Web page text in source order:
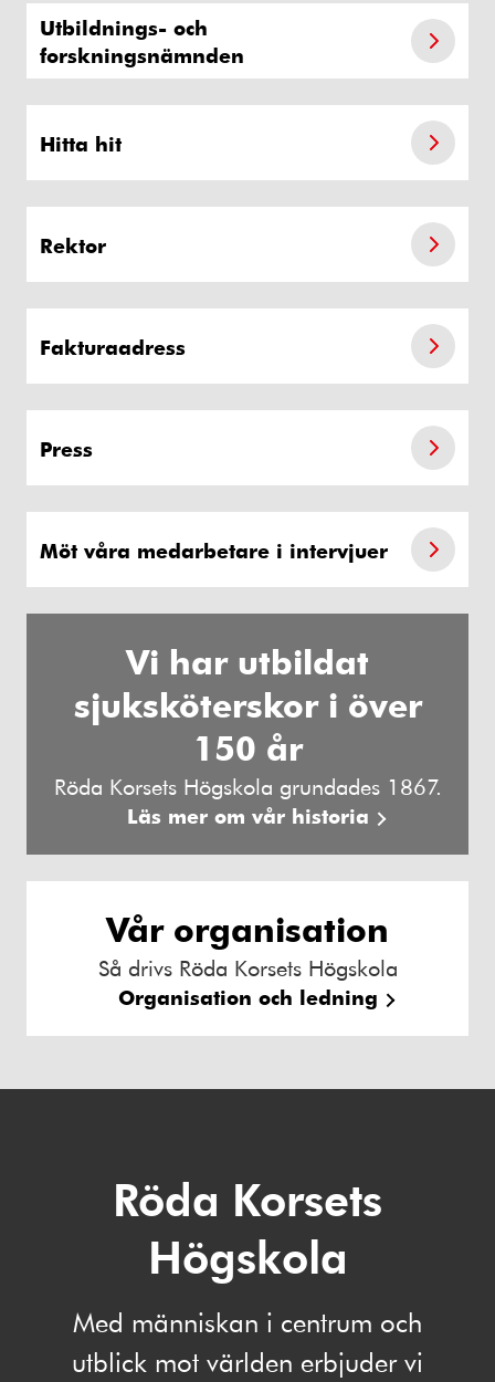
Utbildnings- och
forskningsnämnden
Hitta hit
Rektor
Fakturaadress
Press
Möt våra medarbetare i intervjuer
Vi har utbildat
sjuksköterskor i över
150 år
Röda Korsets Högskola grundades 1867.
Läs mer om vår historia
Vår organisation
Så drivs Röda Korsets Högskola
Organisation och ledning
Röda Korsets
Högskola
Med människan i centrum och
utblick mot världen erbjuder vi